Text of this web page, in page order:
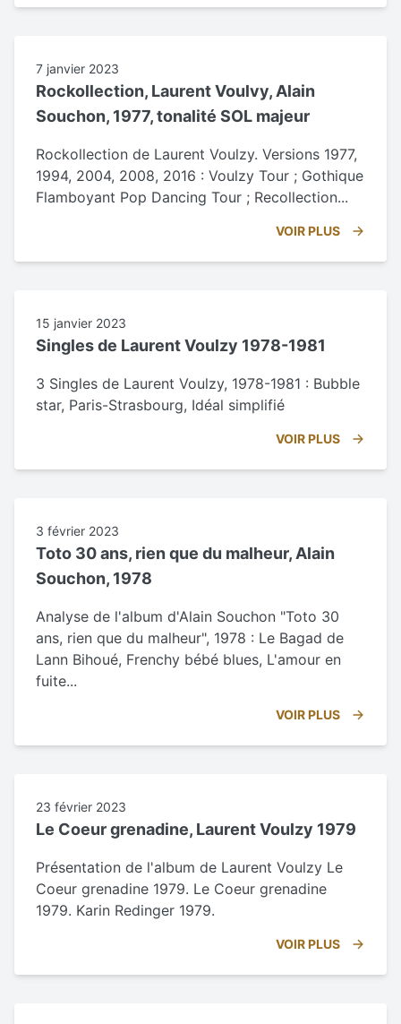
7 janvier 2023
Rockollection, Laurent Voulvy, Alain
Souchon, 1977, tonalité SOL majeur
Rockollection de Laurent Voulzy. Versions 1977,
1994, 2004, 2008, 2016 : Voulzy Tour ; Gothique
Flamboyant Pop Dancing Tour ; Recollection...
VOIR PLUS
15 janvier 2023
Singles de Laurent Voulzy 1978-1981
3 Singles de Laurent Voulzy, 1978-1981 : Bubble
star, Paris-Strasbourg, Idéal simplifié
VOIR PLUS
3 février 2023
Toto 30 ans, rien que du malheur, Alain
Souchon, 1978
Analyse de l'album d'Alain Souchon "Toto 30
ans, rien que du malheur", 1978 : Le Bagad de
Lann Bihoué, Frenchy bébé blues, L'amour en
fuite...
VOIR PLUS
23 février 2023
Le Coeur grenadine, Laurent Voulzy 1979
Présentation de l'album de Laurent Voulzy Le
Coeur grenadine 1979. Le Coeur grenadine
1979. Karin Redinger 1979.
VOIR PLUS